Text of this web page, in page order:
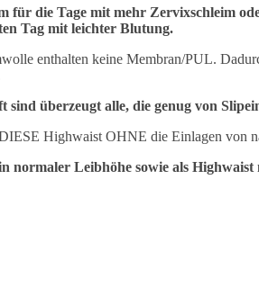
für die Tage mit mehr Zervixschleim
Tag mit leichter Blutung.
enthalten keine Membran/PUL.
sind überzeugt alle, die genug von
Highwaist OHNE die Einlagen von
normaler Leibhöhe sowie als